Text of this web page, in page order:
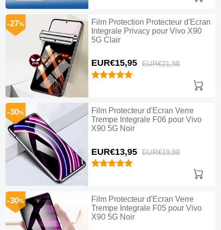
Film Protection Protecteur d'Ecran
Integrale Privacy pour Vivo X90
5G Clair
EUR€15,95 EUR€21,98
-27%
Film Protecteur d'Ecran Verre
Trempe Integrale F06 pour Vivo
X90 5G Noir
EUR€13,95 EUR€19,98
-30%
Film Protecteur d'Ecran Verre
Trempe Integrale F05 pour Vivo
X90 5G Noir
-30%